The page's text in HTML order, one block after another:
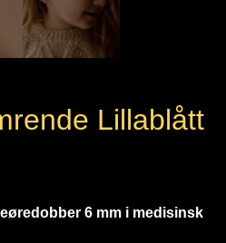
Lillablått
6 mm i medisinsk